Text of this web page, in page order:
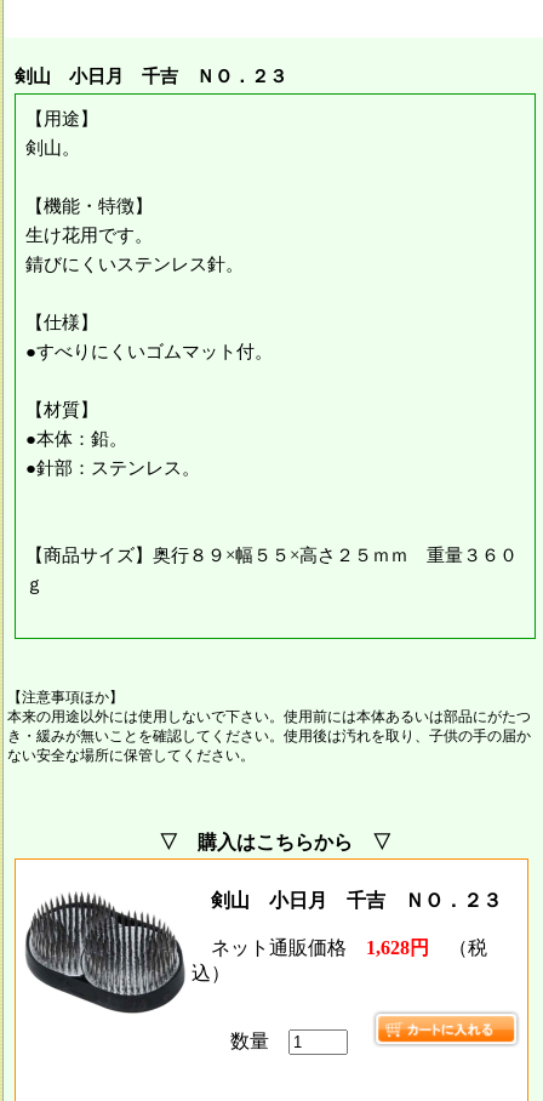
剣山 小日月 千吉 ＮＯ．２３
【用途】
剣山。
【機能・特徴】
生け花用です。
錆びにくいステンレス針。
【仕様】
●すべりにくいゴムマット付。
【材質】
●本体：鉛。
●針部：ステンレス。
【商品サイズ】奥行８９×幅５５×高さ２５ｍｍ 重量３６０
ｇ
【注意事項ほか】
本来の用途以外には使用しないで下さい。使用前には本体あるいは部品にがたつ
き・緩みが無いことを確認してください。使用後は汚れを取り、子供の手の届か
ない安全な場所に保管してください。
▽ 購入はこちらから ▽
剣山 小日月 千吉 ＮＯ．２３
ネット通販価格 1,628円
（税
込）
数量